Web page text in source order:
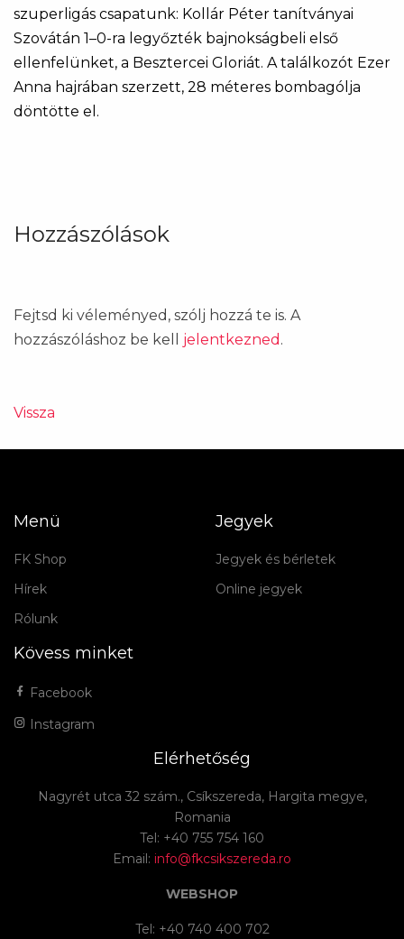
szuperligás csapatunk: Kollár Péter tanítványai
Szovátán 1–0-ra legyőzték bajnokságbeli első
ellenfelünket, a Besztercei Gloriát. A találkozót Ezer
Anna hajrában szerzett, 28 méteres bombagólja
döntötte el.
Hozzászólások
Fejtsd ki véleményed, szólj hozzá te is. A
hozzászóláshoz be kell jelentkezned .
Vissza
Menü
FK Shop
Hírek
Rólunk
Jegyek
Jegyek és bérletek
Online jegyek
Kövess minket
Facebook
Instagram
Elérhetőség
Nagyrét utca 32 szám., Csíkszereda, Hargita megye,
Romania
Tel: +40 755 754 160
Email: info@fkcsikszereda.ro
WEBSHOP
Tel: +40 740 400 702